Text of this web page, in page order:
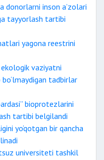
donorlarni inson a’zolari
tayyorlash tartibi
yagona reestrini
vaziyatni
bo‘lmaydigan tadbirlar
bioprotezlarini
tartibi belgilandi
yo‘qotgan bir qancha
universiteti tashkil